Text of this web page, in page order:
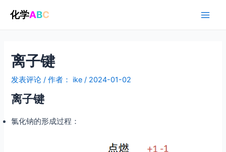
化学ABC
离子键
发表评论 / 作者： ike/ 2024-01-02
离子键
氯化钠的形成过程：